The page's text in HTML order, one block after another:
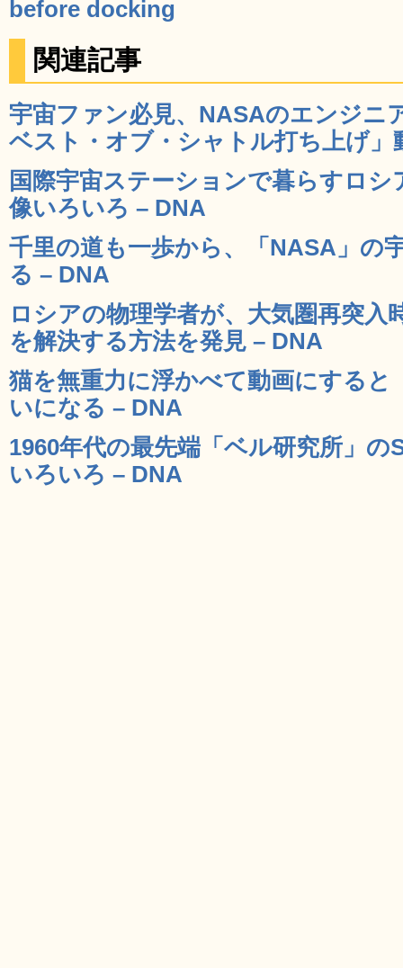
before docking
関連記事
宇宙ファン必見、NASAのエンジニ
ベスト・オブ・シャトル打ち上げ」
国際宇宙ステーションで暮らすロ
像いろいろ – DNA
千里の道も一歩から、「NASA」の
る – DNA
ロシアの物理学者が、大気圏再突入
を解決する方法を発見 – DNA
猫を無重力に浮かべて動画にすると
いになる – DNA
1960年代の最先端「ベル研究所」の
いろいろ – DNA